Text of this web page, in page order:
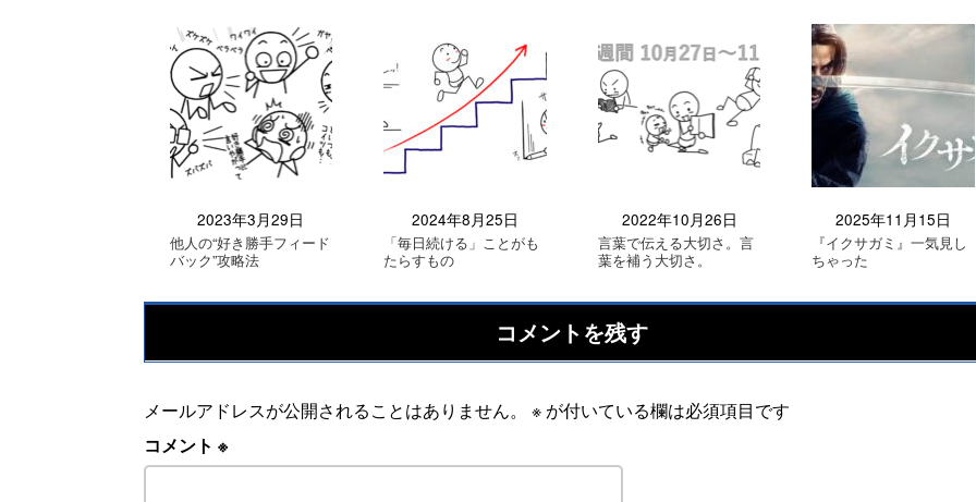
2023年3月29日
他人の“好き勝手フィード
バック”攻略法
2024年8月25日
「毎日続ける」ことがも
たらすもの
2022年10月26日
言葉で伝える大切さ。言
葉を補う大切さ。
2025年11月15日
『イクサガミ』一気見し
ちゃった
コメントを残す
メールアドレスが公開されることはありません。 ※ が付いている欄は必須項目です
コメント ※